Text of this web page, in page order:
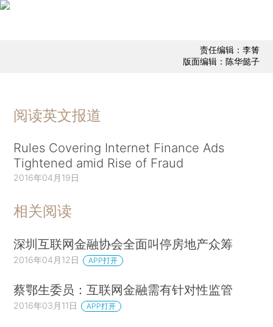
责任编辑：李箐
版面编辑：陈华懿子
阅读英文报道
Rules Covering Internet Finance Ads
Tightened amid Rise of Fraud
2016年04月19日
相关阅读
深圳互联网金融协会全面叫停房地产众筹
2016年04月12日 APP打开
蔡鄂生委员：互联网金融需有针对性监管
2016年03月11日 APP打开